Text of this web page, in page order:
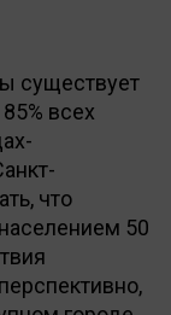
существует
всех
что
50